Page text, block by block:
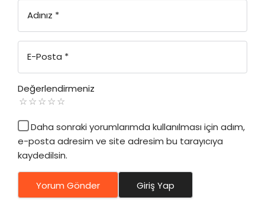
Adınız *
E-Posta *
Değerlendirmeniz
Daha sonraki yorumlarımda kullanılması için adım,
e-posta adresim ve site adresim bu tarayıcıya
kaydedilsin.
Yorum Gönder Giriş Yap